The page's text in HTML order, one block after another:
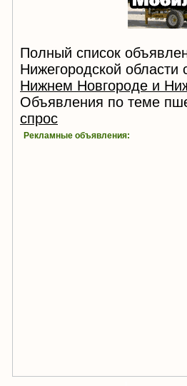
Полный список
Нижегородской области
Нижнем Новгороде и
Объявления по теме
спрос
Рекламные объявления: